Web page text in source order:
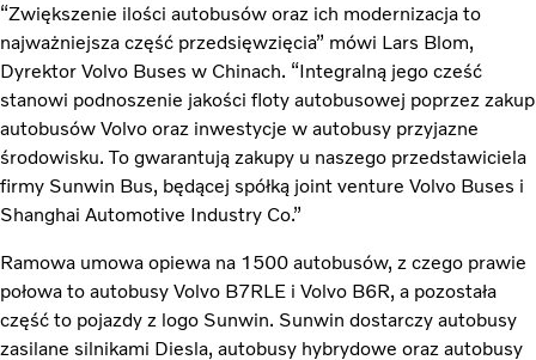
“Zwiększenie ilości autobusów oraz ich modernizacja to
najważniejsza część przedsięwzięcia” mówi Lars Blom,
Dyrektor Volvo Buses w Chinach. “Integralną jego cześć
stanowi podnoszenie jakości floty autobusowej poprzez zakup
autobusów Volvo oraz inwestycje w autobusy przyjazne
środowisku. To gwarantują zakupy u naszego przedstawiciela
firmy Sunwin Bus, będącej spółką joint venture Volvo Buses i
Shanghai Automotive Industry Co.”
Ramowa umowa opiewa na 1500 autobusów, z czego prawie
połowa to autobusy Volvo B7RLE i Volvo B6R, a pozostała
część to pojazdy z logo Sunwin. Sunwin dostarczy autobusy
zasilane silnikami Diesla, autobusy hybrydowe oraz autobusy